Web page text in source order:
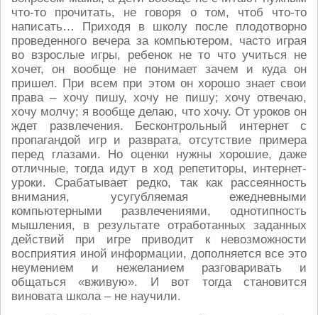
что-то прочитать, не говоря о том, чтоб что-то
написать… Приходя в школу после плодотворно
проведенного вечера за компьютером, часто играя
во взрослые игры, ребенок не то что учиться не
хочет, он вообще не понимает зачем и куда он
пришел. При всем при этом он хорошо знает свои
права – хочу пишу, хочу не пишу; хочу отвечаю,
хочу молчу; я вообще делаю, что хочу. От уроков он
ждет развлечения. Бесконтрольный интернет с
пропагандой игр и разврата, отсутствие примера
перед глазами. Но оценки нужны хорошие, даже
отличные, тогда идут в ход репетиторы, интернет-
уроки. Срабатывает редко, так как рассеянность
внимания, усугубляемая ежедневными
компьютерными развлечениями, однотипность
мышления, в результате отработанных заданных
действий при игре приводит к невозможности
восприятия иной информации, дополняется все это
неумением и нежеланием разговаривать и
общаться «вживую». И вот тогда становится
виновата школа – не научили.